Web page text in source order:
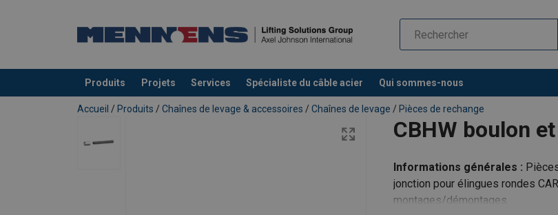
Produits Projets Services Spécialiste du câble acier Qui sommes-nous
Ajouté au panier
Accueil / Produits / Chaînes de levage & accessoires / Chaînes de levage / Pièces de rechange
CBHW boulon
Informations générales :
jonction pour élingues rondes
montages/démontages.